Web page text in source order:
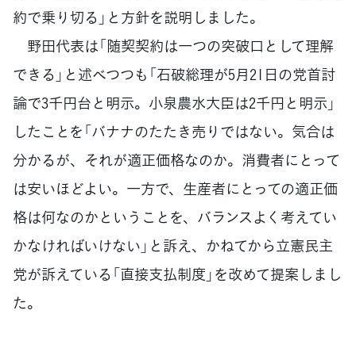
約で乗り切る」と方針を説明しました。
野田代表は「随契契約は一つの突破口として理解
できる」と述べつつも「石破総理が5月21日の党首討
論で3千円台と明示。小泉農水大臣は2千円と明示」
したことを「バナナのたたき売りではない。気合は
分かるが、それが適正価格なのか。消費者にとって
は安いほどよい。一方で、生産者にとっての適正価
格は何なのかということを、バランスよく考えてい
かなければいけない」と訴え、かねてから立憲民主
党が訴えている「直接支払制度」を改めて提案しまし
た。